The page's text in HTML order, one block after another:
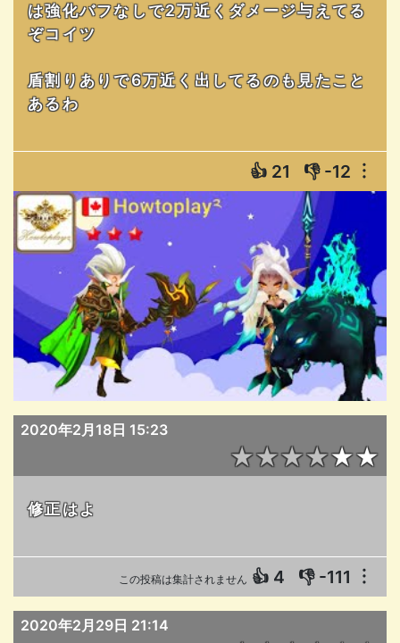
は強化バフなしで2万近くダメージ与えてる
ぞコイツ
盾割りありで6万近く出してるのも見たこと
あるわ
👍 21 👎 -12 ︙
2020年2月18日 15:23
★★★★★★
修正はよ
この投稿は集計されません 👍 4 👎 -111 ︙
2020年2月29日 21:14